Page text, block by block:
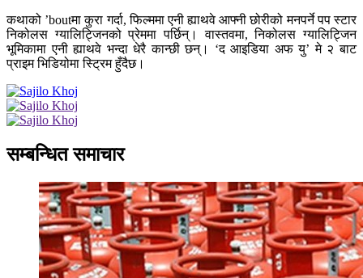
कथाको ’boutमा कुरा गर्दा, फिल्ममा एनी ह्याथवे आफ्नी छोरीको मनपर्ने पप स्टार
निकोलस ग्यालिट्जिनको प्रेममा पर्छिन्। वास्तवमा, निकोलस ग्यालिट्जिन
भूमिकामा एनी ह्याथवे भन्दा धेरै कान्छी छन्। ‘द आइडिया अफ यु’ मे २ बाट
प्राइम भिडियोमा स्ट्रिम हुँदैछ।
सम्बन्धित समाचार